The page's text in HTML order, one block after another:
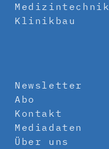
Medizintechnik
Klinikbau
Newsletter
Abo
Kontakt
Mediadaten
Über uns